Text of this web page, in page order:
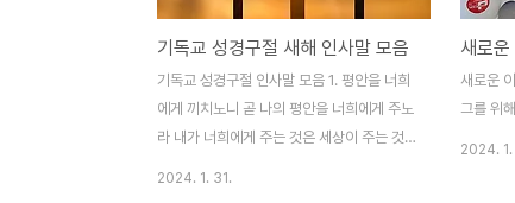
염증을 일으키는 질환입니다. 목구멍이나 식
도에 쓴맛이 올라온다면 역류성 식도염일수
있습니다. 유당 불내증 장에서 흡수되지 않은
우유에 많은 유당을 섭취할경우 가스 및 유기
산을 생성하며, 설사 복..
금액
급여액
있는 자
가구원
기독교 성경구절 새해 인사말 모음
기독교 성경구절 인사말 모음 1. 평안을 너희
에게 끼치노니 곧 나의 평안을 너희에게 주노
라 내가 너희에게 주는 것은 세상이 주는 것
2024. 1. 31.
새로
새로운
그를 위
2024. 1.